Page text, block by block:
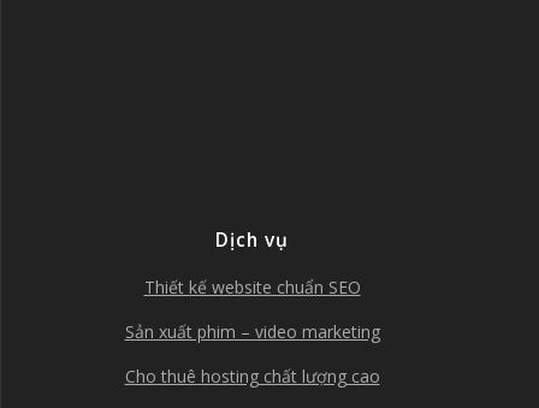
Dịch vụ
Thiết kế website chuẩn SEO
Sản xuất phim – video marketing
Cho thuê hosting chất lượng cao